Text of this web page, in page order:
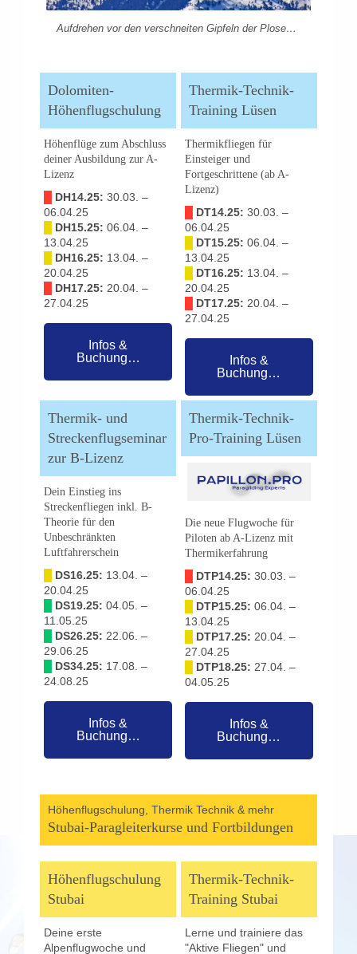
Aufdrehen vor den verschneiten Gipfeln der Plose…
Dolomiten-
Höhenflugschulung
Höhenflüge zum Abschluss
deiner Ausbildung zur A-
Lizenz
DH14.25: 30.03. –
06.04.25
DH15.25: 06.04. –
13.04.25
DH16.25: 13.04. –
20.04.25
DH17.25: 20.04. –
27.04.25
Infos &
Buchung…
Thermik-Technik-
Training Lüsen
Thermikfliegen für
Einsteiger und
Fortgeschrittene (ab A-
Lizenz)
DT14.25: 30.03. –
06.04.25
DT15.25: 06.04. –
13.04.25
DT16.25: 13.04. –
20.04.25
DT17.25: 20.04. –
27.04.25
Infos &
Buchung…
Thermik- und
Streckenflugseminar
zur B-Lizenz
Dein Einstieg ins
Streckenfliegen inkl. B-
Theorie für den
Unbeschränkten
Luftfahrerschein
DS16.25: 13.04. –
20.04.25
DS19.25: 04.05. –
11.05.25
DS26.25: 22.06. –
29.06.25
DS34.25: 17.08. –
24.08.25
Infos &
Buchung…
Thermik-Technik-
Pro-Training Lüsen
Die neue Flugwoche für
Piloten ab A-Lizenz mit
Thermikerfahrung
DTP14.25: 30.03. –
06.04.25
DTP15.25: 06.04. –
13.04.25
DTP17.25: 20.04. –
27.04.25
DTP18.25: 27.04. –
04.05.25
Infos &
Buchung…
Höhenflugschulung, Thermik Technik & mehr
Stubai-Paragleiterkurse und Fortbildungen
Höhenflugschulung
Stubai
Deine erste
Alpenflugwoche und
Thermik-Technik-
Training Stubai
Lerne und trainiere das
"Aktive Fliegen" und